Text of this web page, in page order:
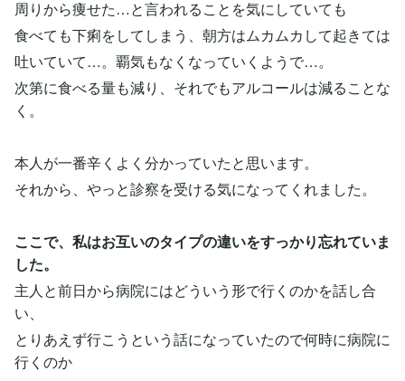
周りから痩せた…と言われることを気にしていても
食べても下痢をしてしまう、朝方はムカムカして起きては
吐いていて…。覇気もなくなっていくようで…。
次第に食べる量も減り、それでもアルコールは減ることな
く。
本人が一番辛くよく分かっていたと思います。
それから、やっと診察を受ける気になってくれました。
ここで、私はお互いのタイプの違いをすっかり忘れていま
した。
主人と前日から病院にはどういう形で行くのかを話し合
い、
とりあえず行こうという話になっていたので何時に病院に
行くのか